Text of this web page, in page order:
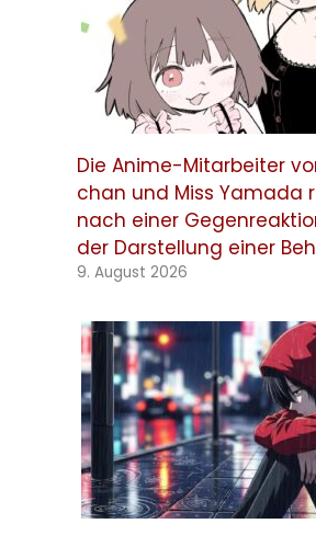
Die Anime-Mitarbeiter
chan und Miss Yamada
nach einer
der Darstellung einer
9. August 2026